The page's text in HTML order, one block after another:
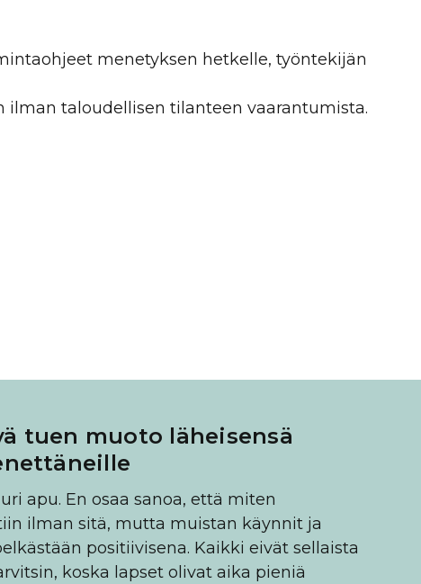
menetyksen hetkelle, työntekijän
ilman taloudellisen tilanteen vaarantumista.
tuen muoto läheisensä
apu. En osaa sanoa, että miten
ilman sitä, mutta muistan käynnit ja
positiivisena. Kaikki eivät sellaista
koska lapset olivat aika pieniä